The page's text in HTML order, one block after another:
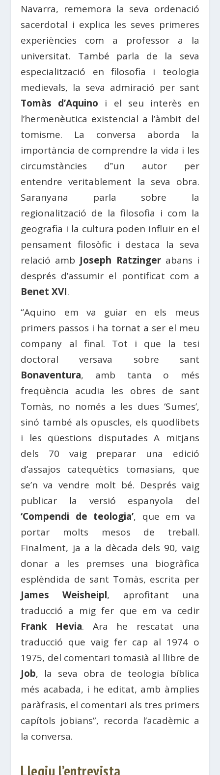
Navarra, rememora la seva ordenació
sacerdotal i explica les seves primeres
experiències com a professor a la
universitat. També parla de la seva
especialització en filosofia i teologia
medievals, la seva admiració per sant
Tomàs d’Aquino i el seu interès en
l’hermenèutica existencial a l’àmbit del
tomisme. La conversa aborda la
importància de comprendre la vida i les
circumstàncies d‟un autor per
entendre veritablement la seva obra.
Saranyana parla sobre la
regionalització de la filosofia i com la
geografia i la cultura poden influir en el
pensament filosòfic i destaca la seva
relació amb Joseph Ratzingerabans i
després d’assumir el pontificat com a
Benet XVI.
“Aquino em va guiar en els meus
primers passos i ha tornat a ser el meu
company al final. Tot i que la tesi
doctoral versava sobre sant
Bonaventura, amb tanta o més
freqüència acudia les obres de sant
Tomàs, no només a les dues ‘Sumes’,
sinó també als opuscles, els quodlibets
i les qüestions disputades A mitjans
dels 70 vaig preparar una edició
d’assajos catequètics tomasians, que
se’n va vendre molt bé. Després vaig
publicar la versió espanyola del
‘Compendi de teologia’, que em va
portar molts mesos de treball.
Finalment, ja a la dècada dels 90, vaig
donar a les premses una biogràfica
esplèndida de sant Tomàs, escrita per
James Weisheipl, aprofitant una
traducció a mig fer que em va cedir
Frank Hevia. Ara he rescatat una
traducció que vaig fer cap al 1974 o
1975, del comentari tomasià al llibre de
Job, la seva obra de teologia bíblica
més acabada, i he editat, amb àmplies
paràfrasis, el comentari als tres primers
capítols jobians”, recorda l’acadèmic a
la conversa.
Llegiu l’entrevista